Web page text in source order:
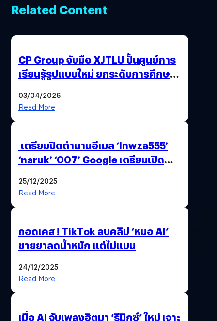
Related Content
CP Group จับมือ XJTLU ปั้นศูนย์การ
เรียนรู้รูปแบบใหม่ ยกระดับการศึกษา
03/04/2026
Read More
เตรียมปิดตำนานอีเมล ‘lnwza555’
‘naruk’ ‘007’ Google เตรียมเปิด
25/12/2025
Read More
ถอดเคส ! TikTok ลบคลิป ‘หมอ AI’
ขายยาลดน้ำหนัก แต่ไม่แบน
24/12/2025
Read More
เมื่อ AI จับเพลงฮิตมา ‘รีมิกซ์’ ใหม่ เจาะ